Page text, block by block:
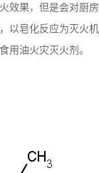
效果，但是会对厨
以皂化反应为灭火
用油火灾灭火剂。